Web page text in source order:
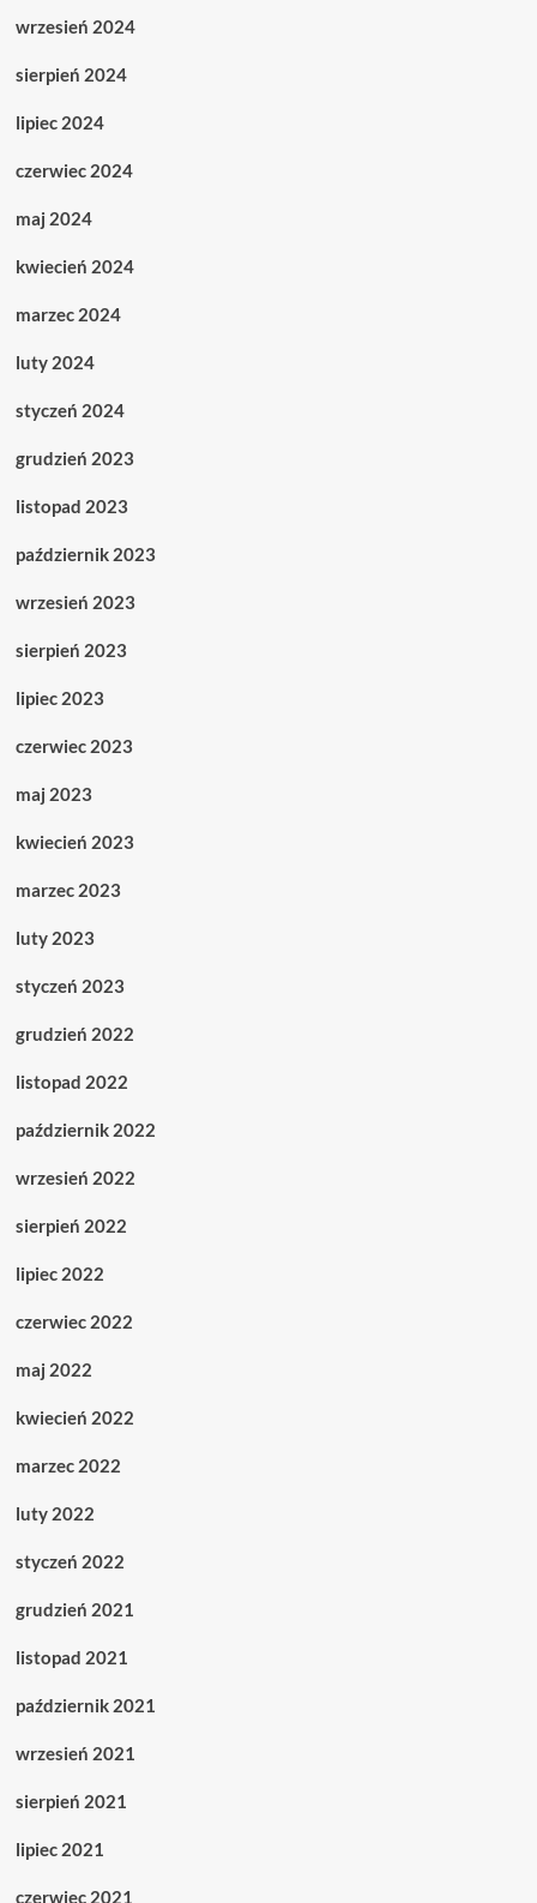
wrzesień 2024
sierpień 2024
lipiec 2024
czerwiec 2024
maj 2024
kwiecień 2024
marzec 2024
luty 2024
styczeń 2024
grudzień 2023
listopad 2023
październik 2023
wrzesień 2023
sierpień 2023
lipiec 2023
czerwiec 2023
maj 2023
kwiecień 2023
marzec 2023
luty 2023
styczeń 2023
grudzień 2022
listopad 2022
październik 2022
wrzesień 2022
sierpień 2022
lipiec 2022
czerwiec 2022
maj 2022
kwiecień 2022
marzec 2022
luty 2022
styczeń 2022
grudzień 2021
listopad 2021
październik 2021
wrzesień 2021
sierpień 2021
lipiec 2021
czerwiec 2021